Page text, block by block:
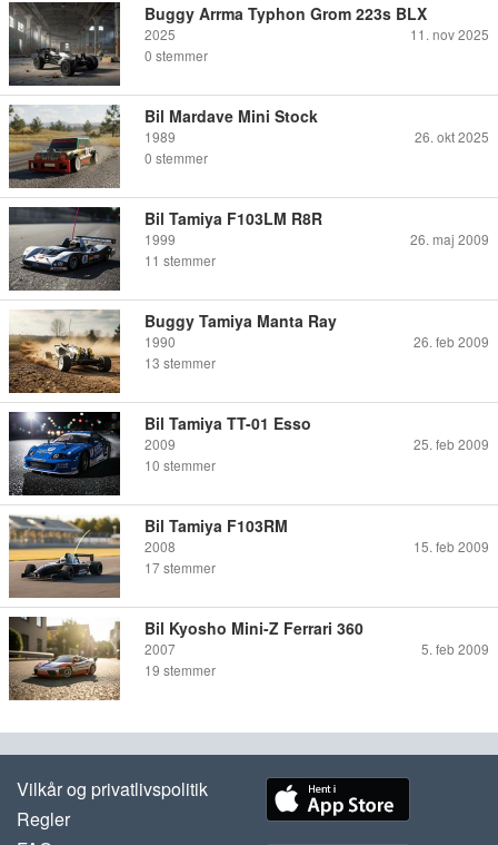
Buggy Arrma Typhon Grom 223s BLX
2025
11. nov 2025
0 stemmer
Bil Mardave Mini Stock
1989
26. okt 2025
0 stemmer
Bil Tamiya F103LM R8R
1999
26. maj 2009
11 stemmer
Buggy Tamiya Manta Ray
1990
26. feb 2009
13 stemmer
Bil Tamiya TT-01 Esso
2009
25. feb 2009
10 stemmer
Bil Tamiya F103RM
2008
15. feb 2009
17 stemmer
Bil Kyosho Mini-Z Ferrari 360
2007
5. feb 2009
19 stemmer
Vilkår og privatlivspolitik
Regler